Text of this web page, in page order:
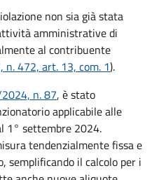
non sia già stata
amministrative di
al contribuente
472, art. 13, com. 1).
n. 87, è stato
applicabile alle
1° settembre 2024.
tendenzialmente fissa e
semplificando il calcolo per i